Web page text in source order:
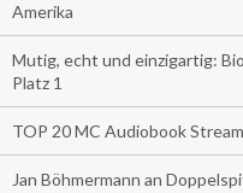
Amerika
Mutig, echt und einzigartig:
Platz 1
TOP 20 MC Audiobook
Jan Böhmermann an